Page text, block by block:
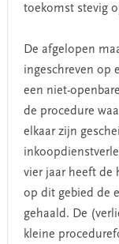
toekomst stevig
De afgelopen
ingeschreven op
een niet-
de procedure
elkaar zijn
vier jaar heeft de
op dit gebied de
gehaald. De
kleine